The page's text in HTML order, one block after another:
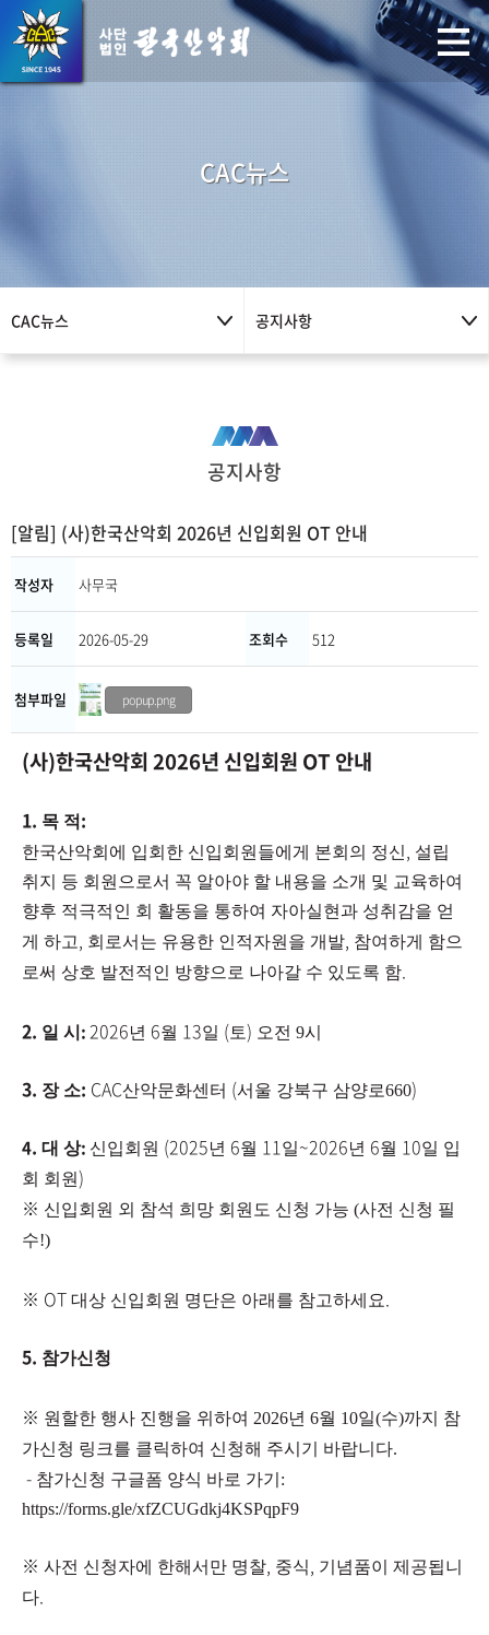
CAC뉴스
CAC뉴스 공지사항
공지사항
[알림] (사)한국산악회 2026년 신입회원 OT 안내
작성자 사무국
등록일 2026-05-29 조회수 512
첨부파일 popup.png
(사)한국산악회 2026년 신입회원 OT 안내
1. 목 적 :
한국산악회에 입회한 신입회원들에게 본회의 정신, 설립
취지 등 회원으로서 꼭 알아야 할 내용을 소개 및 교육하여
향후 적극적인 회 활동을 통하여 자아실현과 성취감을 얻
게 하고, 회로서는 유용한 인적자원을 개발, 참여하게 함으
로써 상호 발전적인 방향으로 나아갈 수 있도록 함.
2. 일 시 : 2026년 6월 13일 (토) 오전 9시
3. 장 소: CAC산악문화센터 (서울 강북구 삼양로660)
​4. 대 상: 신입회원 (2025년 6월 11일~2026년 6월 10일 입
회 회원)
※ 신입회원 외 참석 희망 회원도 신청 가능 (사전 신청 필
수!)
※ ​OT 대상 신입회원 명단은 아래를 참고하세요.
5. 참가신청
※ ​ 원할한 행사 진행을 위하여 2026년 6월 10일(수)까지 참
가신청 링크를 클릭하여 신청해 주시기 바랍니다.
- 참가신청 구글폼 양식 바로 가기:
https://forms.gle/xfZCUGdkj4KSPqpF9
※ 사전 신청자에 한해서만 명찰, 중식, 기념품이 제공됩니
다.